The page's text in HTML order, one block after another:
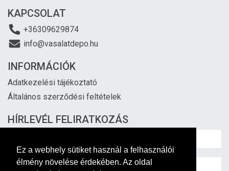
Ez a webhely sütiket használ a felhasználói
élmény növelése érdekében. Az oldal
KAPCSOLAT
+36309629874
info@vasalatdepo.hu
INFORMÁCIÓK
Adatkezelési tájékoztató
Általános szerződési feltételek
HÍRLEVÉL FELIRATKOZÁS